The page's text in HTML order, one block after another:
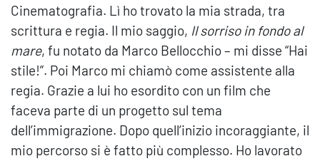
Cinematografia. Lì ho trovato la mia strada, tra
scrittura e regia. Il mio saggio, Il sorriso in fondo al
mare, fu notato da Marco Bellocchio – mi disse “Hai
stile!”. Poi Marco mi chiamò come assistente alla
regia. Grazie a lui ho esordito con un film che
faceva parte di un progetto sul tema
dell’immigrazione. Dopo quell’inizio incoraggiante, il
mio percorso si è fatto più complesso. Ho lavorato